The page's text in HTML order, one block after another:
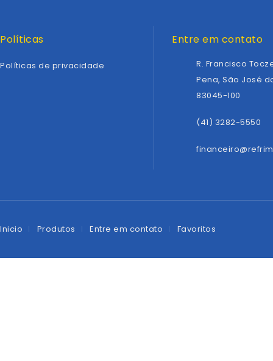
Políticas
Políticas de privacidade
Entre em contato
R. Francisco
Pena, São José
83045-100
(41) 3282-5550
Inicio Produtos Entre em contato Favoritos